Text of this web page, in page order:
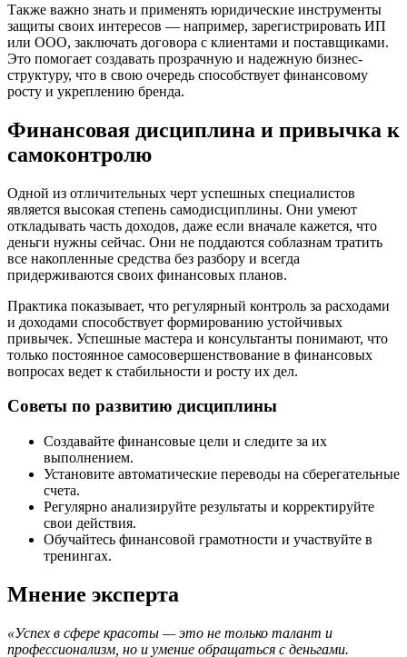
Также важно знать и применять юридические инструменты
защиты своих интересов — например, зарегистрировать ИП
или ООО, заключать договора с клиентами и поставщиками.
Это помогает создавать прозрачную и надежную бизнес-
структуру, что в свою очередь способствует финансовому
росту и укреплению бренда.
Финансовая дисциплина и привычка к
самоконтролю
Одной из отличительных черт успешных специалистов
является высокая степень самодисциплины. Они умеют
откладывать часть доходов, даже если вначале кажется, что
деньги нужны сейчас. Они не поддаются соблазнам тратить
все накопленные средства без разбору и всегда
придерживаются своих финансовых планов.
Практика показывает, что регулярный контроль за расходами
и доходами способствует формированию устойчивых
привычек. Успешные мастера и консультанты понимают, что
только постоянное самосовершенствование в финансовых
вопросах ведет к стабильности и росту их дел.
Советы по развитию дисциплины
Создавайте финансовые цели и следите за их
выполнением.
Установите автоматические переводы на сберегательные
счета.
Регулярно анализируйте результаты и корректируйте
свои действия.
Обучайтесь финансовой грамотности и участвуйте в
тренингах.
Мнение эксперта
«Успех в сфере красоты — это не только талант и
профессионализм, но и умение обращаться с деньгами.